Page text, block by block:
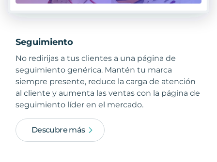
Seguimiento
No redirijas a tus clientes a una página de
seguimiento genérica. Mantén tu marca
siempre presente, reduce la carga de atención
al cliente y aumenta las ventas con la página de
seguimiento líder en el mercado.
Descubre más